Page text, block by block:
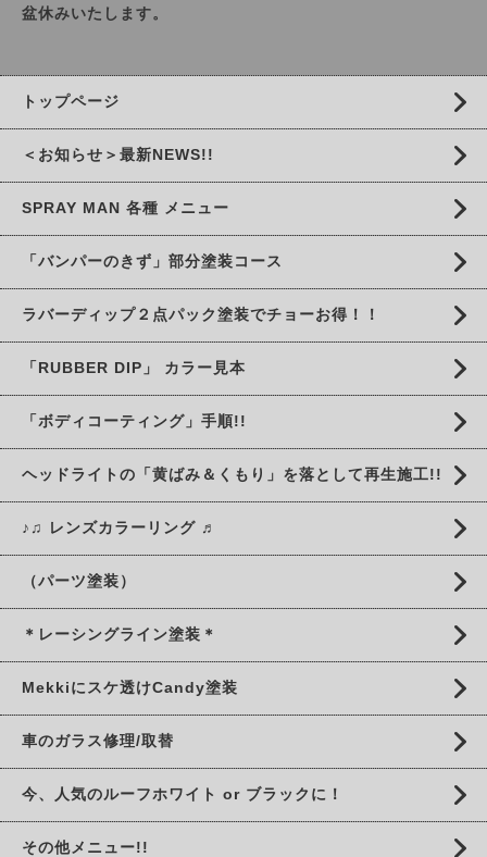
盆休みいたします。
トップページ
＜お知らせ＞最新NEWS!!
SPRAY MAN 各種 メニュー
「バンパーのきず」部分塗装コース
ラバーディップ２点パック塗装でチョーお得！！
「RUBBER DIP」 カラー見本
「ボディコーティング」手順!!
ヘッドライトの「黄ばみ＆くもり」を落として再生施工!!
♪♫ レンズカラーリング ♬
（パーツ塗装）
＊レーシングライン塗装＊
Mekkiにスケ透けCandy塗装
車のガラス修理/取替
今、人気のルーフホワイト or ブラックに！
その他メニュー!!